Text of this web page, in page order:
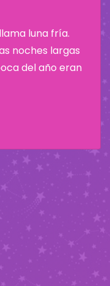
luna fría.
noches largas
del año eran